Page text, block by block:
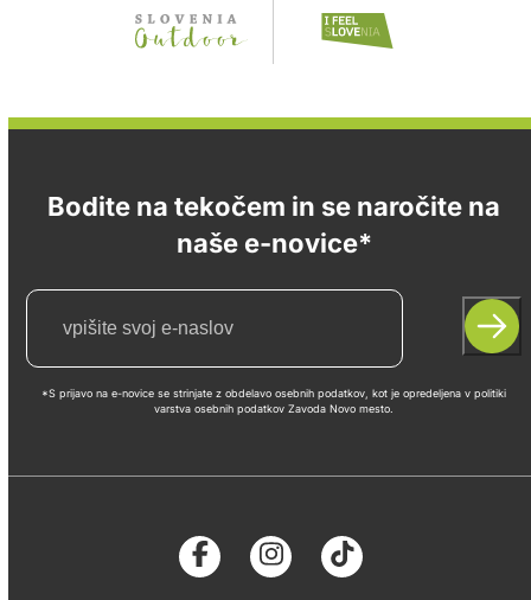
Bodite na tekočem in se naročite na
naše e-novice*
*S prijavo na e-novice se strinjate z obdelavo osebnih podatkov, kot je opredeljena v politiki
varstva osebnih podatkov Zavoda Novo mesto.